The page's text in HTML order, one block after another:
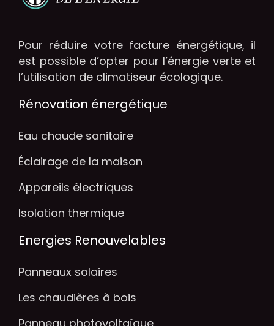
Pour réduire votre facture énergétique, il
est possible d’opter pour l’énergie verte et
l’utilisation de climatiseur écologique.
Rénovation énergétique
Eau chaude sanitaire
Éclairage de la maison
Appareils électriques
Isolation thermique
Energies Renouvelables
Panneaux solaires
Les chaudières à bois